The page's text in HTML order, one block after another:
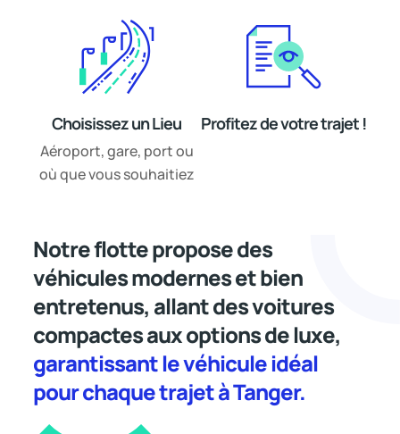
Choisissez un Lieu
Aéroport, gare, port ou
où que vous souhaitiez
Profitez de votre trajet !
Notre flotte propose des
véhicules modernes et bien
entretenus, allant des voitures
compactes aux options de luxe,
garantissant le véhicule idéal
pour chaque trajet à Tanger.